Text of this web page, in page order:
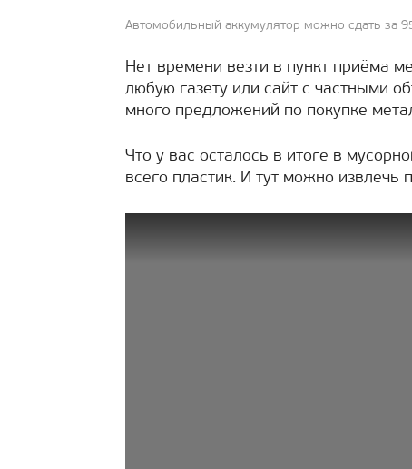
Автомобильный аккумулятор можно сдать за
Нет времени везти в пункт приёма
любую газету или сайт с частными
много предложений по покупке
Что у вас осталось в итоге в
всего пластик. И тут можно извлечь